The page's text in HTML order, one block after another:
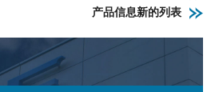
产品信息新的列表